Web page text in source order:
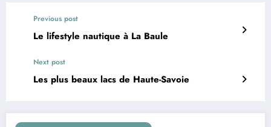
Previous post
Le lifestyle nautique à La Baule
Next post
Les plus beaux lacs de Haute-Savoie